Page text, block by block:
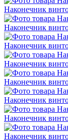
Наконечник
Наконечник
Наконечник
Наконечник
Наконечник
Наконечник
Наконечник
Наконечник